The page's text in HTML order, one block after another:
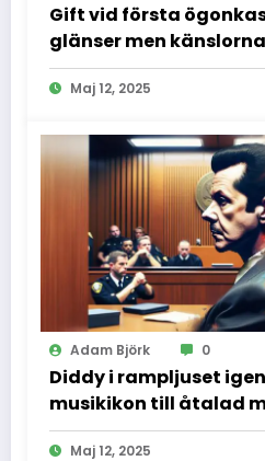
Gift vid första
glänser men
Maj 12, 2025
Adam Björk 0
Diddy i rampljuset
musikikon till åtalad
dramatisk rättssal
Maj 12, 2025